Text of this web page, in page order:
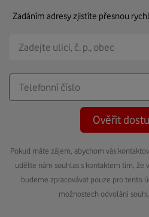
Zadáním adresy zjistíte přesnou
Ověřit
Pokud máte zájem, abychom vás
udělte nám souhlas s kontaktem tím,
budeme zpracovávat pouze pro tento
možnostech odvolání